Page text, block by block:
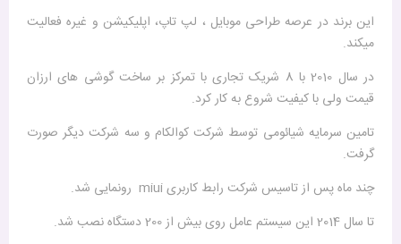
این برند در عرصه طراحی موبایل ، لپ تاپ، اپلیکیشن و غیره فعالیت
میکند.
در سال 2010 با 8 شریک تجاری با تمرکز بر ساخت گوشی های ارزان
قیمت ولی با کیفیت شروع به کار کرد.
تامین سرمایه شیائومی توسط شرکت کوالکام و سه شرکت دیگر صورت
گرفت.
چند ماه پس از تاسیس شرکت رابط کاربری miui رونمایی شد.
تا سال 2014 این سیستم عامل روی بیش از 200 دستگاه نصب شد.